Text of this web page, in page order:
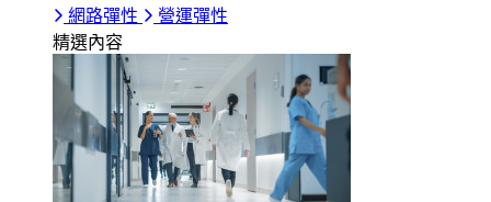
網路彈性
營運彈性
精選內容